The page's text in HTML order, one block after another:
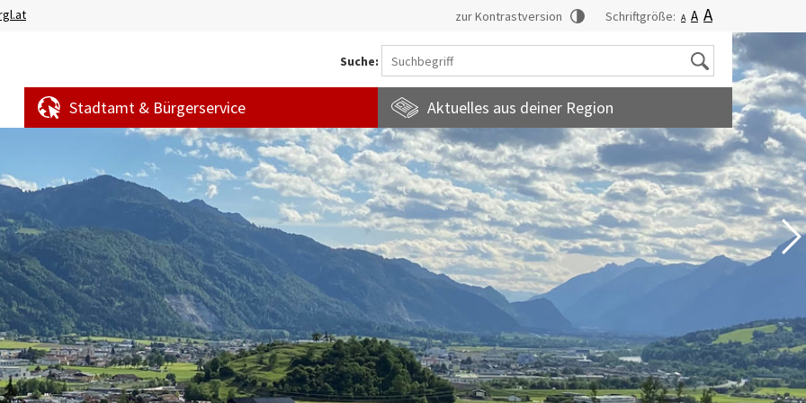
zur Kontrastversion Schriftgröße: A A A
Suche: Suche
Stadtamt & Bürgerservice Aktuelles aus deiner Region
Amtstafel
Veranstaltungen
Bürgermeldungen
Stadtmagazin
familienfreundlichegemeinde
Europainformationen